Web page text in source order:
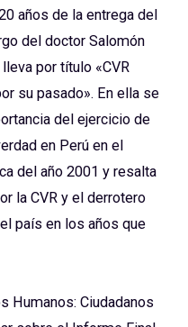
años de la entrega del
del doctor Salomón
por título «CVR
su pasado». En ella se
del ejercicio de
en Perú en el
del año 2001 y resalta
la CVR y el derrotero
país en los años que
Humanos: Ciudadanos